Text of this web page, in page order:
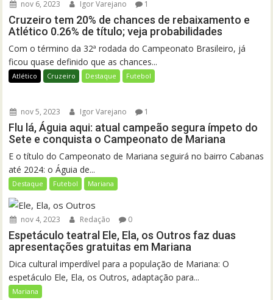
nov 6, 2023 Igor Varejano 1
Cruzeiro tem 20% de chances de rebaixamento e
Atlético 0.26% de título; veja probabilidades
Com o término da 32ª rodada do Campeonato Brasileiro, já
ficou quase definido que as chances...
Atlético Cruzeiro Destaque Futebol
nov 5, 2023 Igor Varejano 1
Flu lá, Águia aqui: atual campeão segura ímpeto do
Sete e conquista o Campeonato de Mariana
E o título do Campeonato de Mariana seguirá no bairro Cabanas
até 2024: o Águia de...
Destaque Futebol Mariana
nov 4, 2023 Redação 0
Espetáculo teatral Ele, Ela, os Outros faz duas
apresentações gratuitas em Mariana
Dica cultural imperdível para a população de Mariana: O
espetáculo Ele, Ela, os Outros, adaptação para...
Mariana